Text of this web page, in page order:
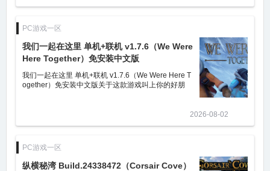
PC游戏一区
我们一起在这里 单机+联机 v1.7.6（We Were
Here Together）免安装中文版
我们一起在这里 单机+联机 v1.7.6（We Were Here T
ogether）免安装中文版关于这款游戏叫上你的好朋
2026-08-02
PC游戏一区
纵横秘湾 Build.24338472（Corsair Cove）